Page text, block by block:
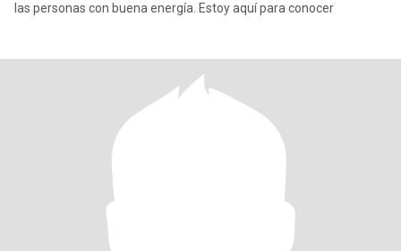
las personas con buena energía. Estoy aquí para conocer